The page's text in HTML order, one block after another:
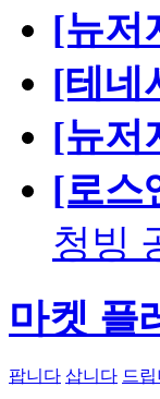
[뉴저
[테네
[뉴저
[로스
청빙
마켓 플
팝니다 삽니다 드